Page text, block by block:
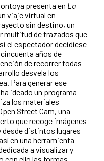
presenta en La
viaje virtual en
sin destino, un
de trazados que
el espectador decidiese
años de
de recorrer todas
desvela los
Para generar ese
ideado un programa
los materiales
Street Cam, una
que recoge imágenes
desde distintos lugares
en una herramienta
a visualizar y